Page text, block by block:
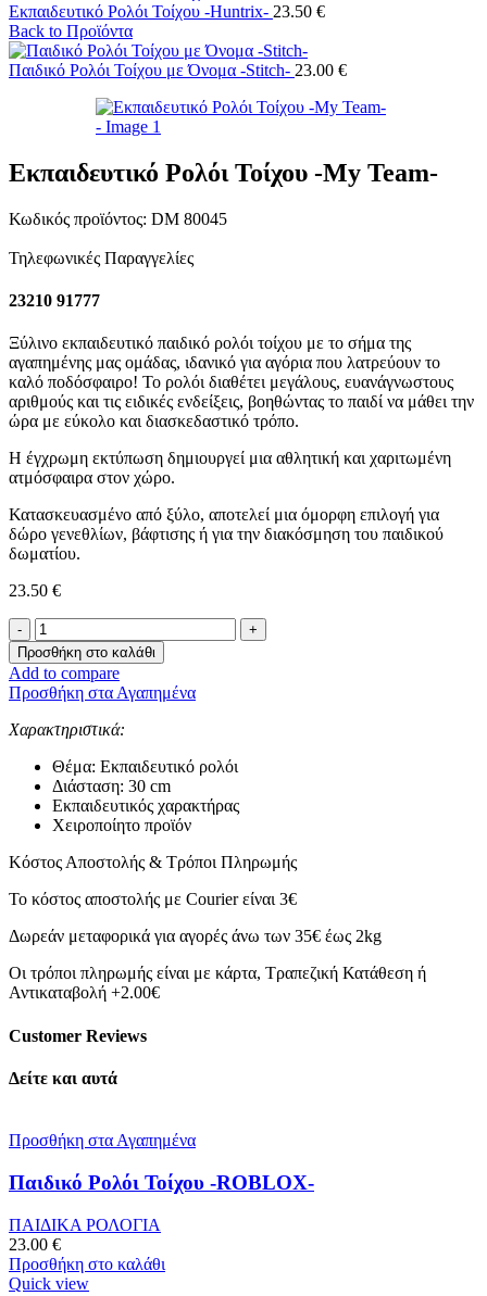
Εκπαιδευτικό Ρολόι Τοίχου -Huntrix- 23.50 €
Back to Προϊόντα
Παιδικό Ρολόι Τοίχου με Όνομα -Stitch- 23.00 €
Εκπαιδευτικό Ρολόι Τοίχου -My Team-
Κωδικός προϊόντος: DM 80045
Τηλεφωνικές Παραγγελίες
23210 91777
Ξύλινο εκπαιδευτικό παιδικό ρολόι τοίχου με το σήμα της
αγαπημένης μας ομάδας, ιδανικό για αγόρια που λατρεύουν το
καλό ποδόσφαιρο! Το ρολόι διαθέτει μεγάλους, ευανάγνωστους
αριθμούς και τις ειδικές ενδείξεις, βοηθώντας το παιδί να μάθει την
ώρα με εύκολο και διασκεδαστικό τρόπο.
Η έγχρωμη εκτύπωση δημιουργεί μια αθλητική και χαριτωμένη
ατμόσφαιρα στον χώρο.
Κατασκευασμένο από ξύλο, αποτελεί μια όμορφη επιλογή για
δώρο γενεθλίων, βάφτισης ή για την διακόσμηση του παιδικού
δωματίου.
23.50 €
Εκπαιδευτικό
Ρολόι
Τοίχου
-
My
Team-
ποσότητα
Προσθήκη στο καλάθι
Add to compare
Προσθήκη στα Αγαπημένα
Χαρακτηριστικά:
Θέμα: Εκπαιδευτικό ρολόι
Διάσταση: 30 cm
Εκπαιδευτικός χαρακτήρας
Χειροποίητο προϊόν
Κόστος Αποστολής & Τρόποι Πληρωμής
Το κόστος αποστολής με Courier είναι 3€
Δωρεάν μεταφορικά για αγορές άνω των 35€ έως 2kg
Οι τρόποι πληρωμής είναι με κάρτα, Τραπεζική Κατάθεση ή
Αντικαταβολή +2.00€
Customer Reviews
Δείτε και αυτά
Προσθήκη στα Αγαπημένα
Παιδικό Ρολόι Τοίχου -ROBLOX-
ΠΑΙΔΙΚΑ ΡΟΛΟΓΙΑ
23.00 €
Προσθήκη στο καλάθι
Quick view